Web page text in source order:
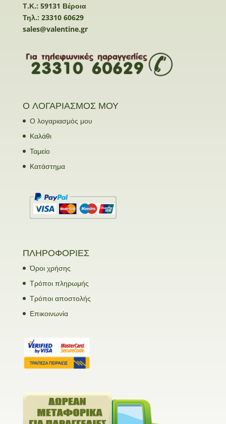
Τ.Κ.: 59131 Βέροια
Τηλ.: 23310 60629
sales@valentine.gr
Ο ΛΟΓΑΡΙΑΣΜΟΣ ΜΟΥ
Ο λογαριασμός μου
Καλάθι
Ταμείο
Κατάστημα
ΠΛΗΡΟΦΟΡΙΕΣ
Όροι χρήσης
Τρόποι πληρωμής
Τρόποι αποστολής
Επικοινωνία